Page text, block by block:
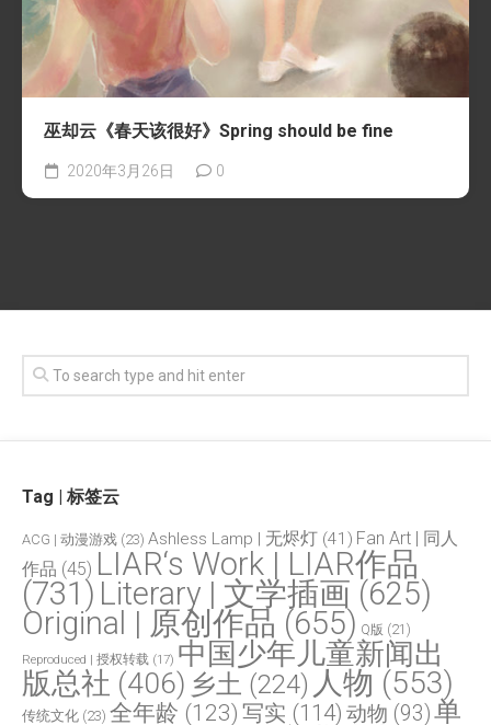
巫却云《春天该很好》Spring should be fine
2020年3月26日 0
Tag | 标签云
ACG | 动漫游戏 (23) Ashless Lamp | 无烬灯 (41) Fan Art | 同人
作品 (45) LIAR‘s Work | LIAR作品
(731) Literary | 文学插画 (625)
Original | 原创作品 (655) Q版 (21)
Reproduced | 授权转载 (17) 中国少年儿童新闻出
版总社 (406) 乡土 (224) 人物 (553)
传统文化 (23) 全年龄 (123) 写实 (114) 动物 (93)单